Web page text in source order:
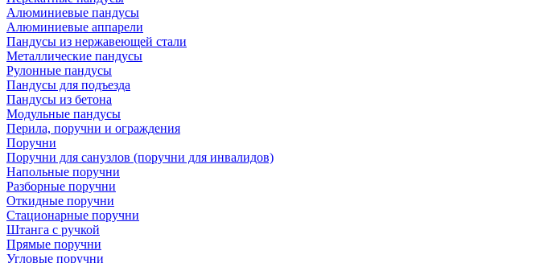
Алюминиевые пандусы
Алюминиевые аппарели
Пандусы из нержавеющей стали
Металлические пандусы
Рулонные пандусы
Пандусы для подъезда
Пандусы из бетона
Модульные пандусы
Перила, поручни и ограждения
Поручни
Поручни для санузлов (поручни для инвалидов)
Напольные поручни
Разборные поручни
Откидные поручни
Стационарные поручни
Штанга с ручкой
Прямые поручни
Угловые поручни